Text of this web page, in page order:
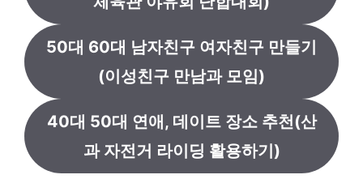
50대 60대 남자친구 여자친구 만들기
(이성친구 만남과 모임)
40대 50대 연애, 데이트 장소 추천(산
과 자전거 라이딩 활용하기)